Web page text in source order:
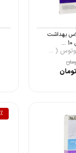
بهداشت
( ...
%